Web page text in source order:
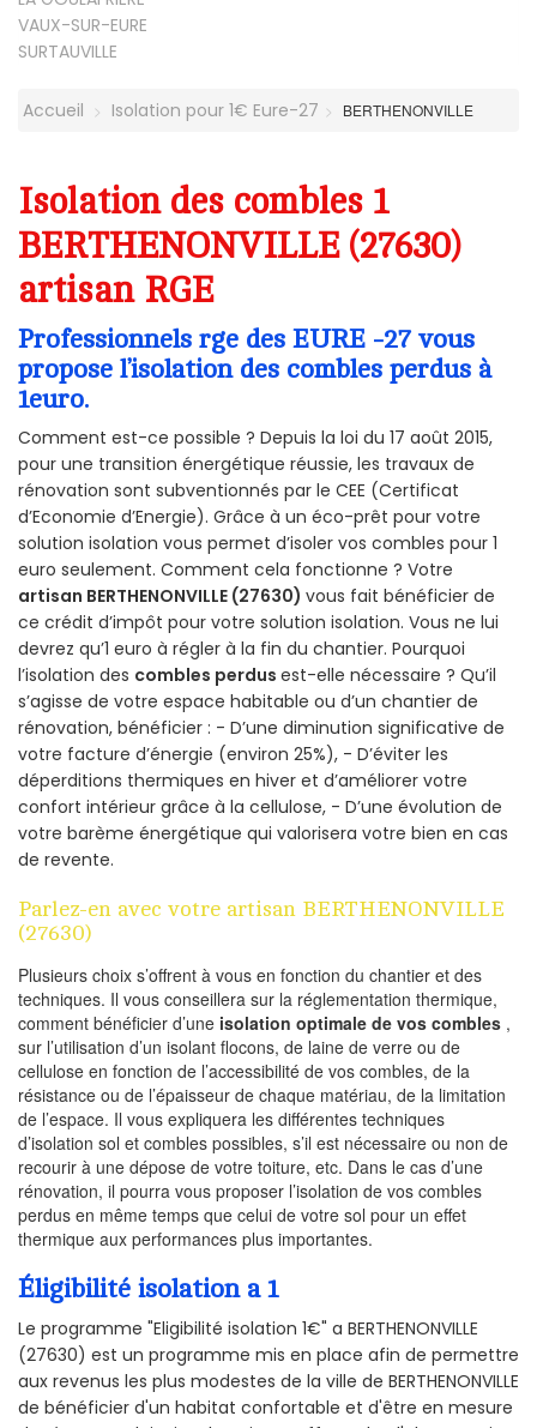
VAUX-SUR-EURE
SURTAUVILLE
Accueil Isolation pour 1€ Eure-27 BERTHENONVILLE
Isolation des combles 1
BERTHENONVILLE (27630)
artisan RGE
Professionnels rge des EURE -27 vous
propose l’isolation des combles perdus à
1euro.
Comment est-ce possible ? Depuis la loi du 17 août 2015,
pour une transition énergétique réussie, les travaux de
rénovation sont subventionnés par le CEE (Certificat
d’Economie d’Energie). Grâce à un éco-prêt pour votre
solution isolation vous permet d’isoler vos combles pour 1
euro seulement. Comment cela fonctionne ? Votre
artisan BERTHENONVILLE (27630) vous fait bénéficier de
ce crédit d’impôt pour votre solution isolation. Vous ne lui
devrez qu’1 euro à régler à la fin du chantier. Pourquoi
l’isolation des combles perdus est-elle nécessaire ? Qu’il
s’agisse de votre espace habitable ou d’un chantier de
rénovation, bénéficier : - D’une diminution significative de
votre facture d’énergie (environ 25%), - D’éviter les
déperditions thermiques en hiver et d’améliorer votre
confort intérieur grâce à la cellulose, - D’une évolution de
votre barème énergétique qui valorisera votre bien en cas
de revente.
Parlez-en avec votre artisan BERTHENONVILLE
(27630)
Plusieurs choix s’offrent à vous en fonction du chantier et des
techniques. Il vous conseillera sur la réglementation thermique,
comment bénéficier d’une isolation optimale de vos combles ,
sur l’utilisation d’un isolant flocons, de laine de verre ou de
cellulose en fonction de l’accessibilité de vos combles, de la
résistance ou de l’épaisseur de chaque matériau, de la limitation
de l’espace. Il vous expliquera les différentes techniques
d’isolation sol et combles possibles, s’il est nécessaire ou non de
recourir à une dépose de votre toiture, etc. Dans le cas d’une
rénovation, il pourra vous proposer l’isolation de vos combles
perdus en même temps que celui de votre sol pour un effet
thermique aux performances plus importantes.
Éligibilité isolation a 1
Le programme "Eligibilité isolation 1€" a BERTHENONVILLE
(27630) est un programme mis en place afin de permettre
aux revenus les plus modestes de la ville de BERTHENONVILLE
de bénéficier d'un habitat confortable et d'être en mesure